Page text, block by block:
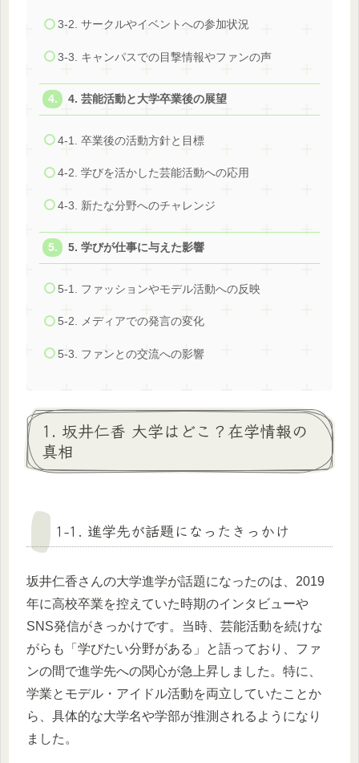
3-2. サークルやイベントへの参加状況
3-3. キャンパスでの目撃情報やファンの声
4. 芸能活動と大学卒業後の展望
4-1. 卒業後の活動方針と目標
4-2. 学びを活かした芸能活動への応用
4-3. 新たな分野へのチャレンジ
5. 学びが仕事に与えた影響
5-1. ファッションやモデル活動への反映
5-2. メディアでの発言の変化
5-3. ファンとの交流への影響
1. 坂井仁香 大学はどこ？在学情報の
真相
1-1. 進学先が話題になったきっかけ
坂井仁香さんの大学進学が話題になったのは、2019
年に高校卒業を控えていた時期のインタビューや
SNS発信がきっかけです。当時、芸能活動を続けな
がらも「学びたい分野がある」と語っており、ファ
ンの間で進学先への関心が急上昇しました。特に、
学業とモデル・アイドル活動を両立していたことか
ら、具体的な大学名や学部が推測されるようになり
ました。